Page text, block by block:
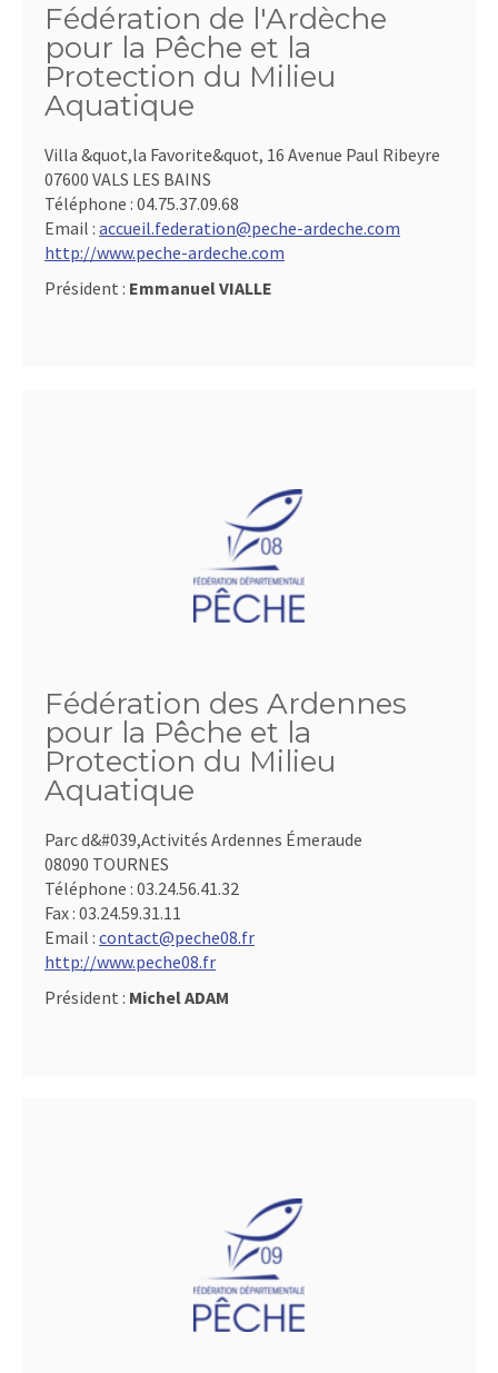
Fédération de l'Ardèche
pour la Pêche et la
Protection du Milieu
Aquatique
Villa &quot,la Favorite&quot, 16 Avenue Paul Ribeyre
07600 VALS LES BAINS
Téléphone : 04.75.37.09.68
Email : accueil.federation@peche-ardeche.com
http://www.peche-ardeche.com
Président : Emmanuel VIALLE
Fédération des Ardennes
pour la Pêche et la
Protection du Milieu
Aquatique
Parc d&#039,Activités Ardennes Émeraude
08090 TOURNES
Téléphone : 03.24.56.41.32
Fax : 03.24.59.31.11
Email : contact@peche08.fr
http://www.peche08.fr
Président : Michel ADAM